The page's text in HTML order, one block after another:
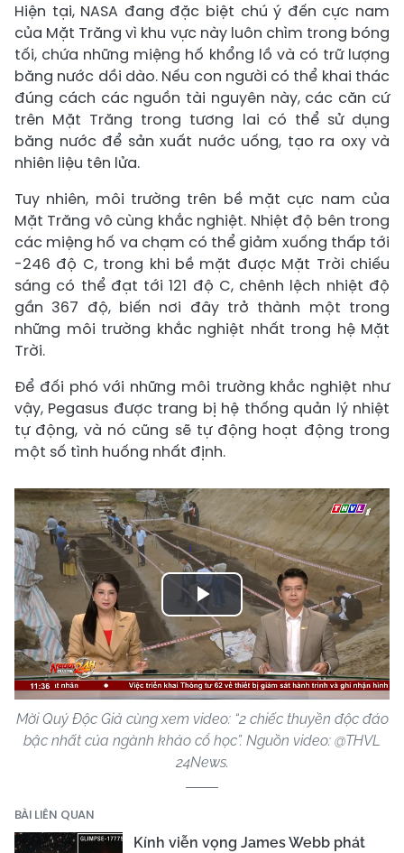
Hiện tại, NASA đang đặc biệt chú ý đến cực nam
của Mặt Trăng vì khu vực này luôn chìm trong bóng
tối, chứa những miệng hố khổng lồ và có trữ lượng
băng nước dồi dào. Nếu con người có thể khai thác
đúng cách các nguồn tài nguyên này, các căn cứ
trên Mặt Trăng trong tương lai có thể sử dụng
băng nước để sản xuất nước uống, tạo ra oxy và
nhiên liệu tên lửa.
Tuy nhiên, môi trường trên bề mặt cực nam của
Mặt Trăng vô cùng khắc nghiệt. Nhiệt độ bên trong
các miệng hố va chạm có thể giảm xuống thấp tới
-246 độ C, trong khi bề mặt được Mặt Trời chiếu
sáng có thể đạt tới 121 độ C, chênh lệch nhiệt độ
gần 367 độ, biến nơi đây trở thành một trong
những môi trường khắc nghiệt nhất trong hệ Mặt
Trời.
Để đối phó với những môi trường khắc nghiệt như
vậy, Pegasus được trang bị hệ thống quản lý nhiệt
tự động, và nó cũng sẽ tự động hoạt động trong
một số tình huống nhất định.
Play
Video
Mời Quý Độc Giả cùng xem video: “2 chiếc thuyền độc đáo
bậc nhất của ngành khảo cổ học”. Nguồn video: @THVL
24News.
BÀI LIÊN QUAN
Kính viễn vọng James Webb phát